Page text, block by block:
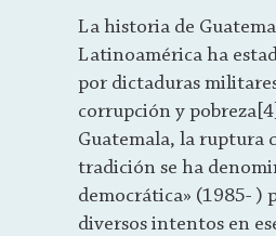
La historia de
Latinoamérica ha
por dictaduras
corrupción y
Guatemala, la ruptura
tradición se ha
democrática» (1985- )
diversos intentos en